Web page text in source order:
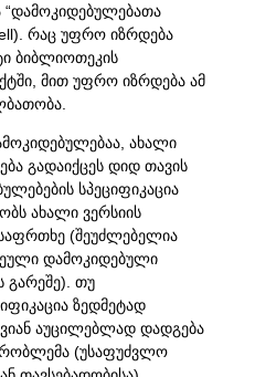
“დამოკიდებულებათა
რაც უფრო იზრდება
ბიბლიოთეკის
მით უფრო იზრდება ამ
ახალი
გადაიქცეს დიდ თავის
სპეციფიკაცია
ახალი ვერსიის
(შეუძლებელია
დამოკიდებული
გარეშე). თუ
ზედმეტად
აუცილებლად დადგება
(უსაფუძვლო